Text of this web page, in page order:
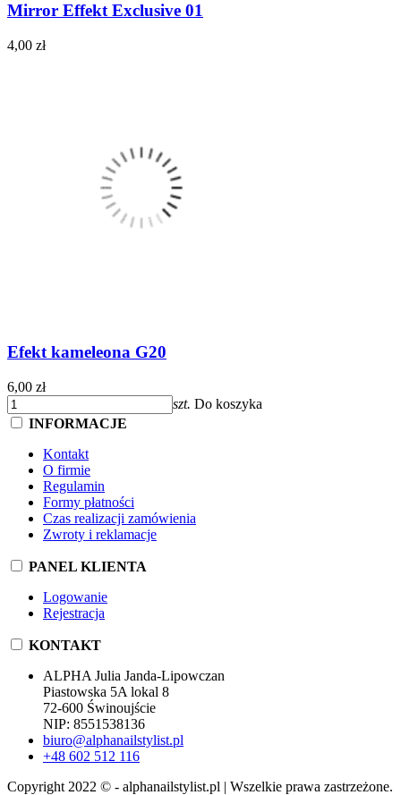
Mirror Effekt Exclusive 01
4,00 zł
Efekt kameleona G20
6,00 zł
szt. Do koszyka
INFORMACJE
Kontakt
O firmie
Regulamin
Formy płatności
Czas realizacji zamówienia
Zwroty i reklamacje
PANEL KLIENTA
Logowanie
Rejestracja
KONTAKT
ALPHA Julia Janda-Lipowczan
Piastowska 5A lokal 8
72-600 Świnoujście
NIP: 8551538136
biuro@alphanailstylist.pl
+48 602 512 116
Copyright 2022 © - alphanailstylist.pl | Wszelkie prawa zastrzeżone.